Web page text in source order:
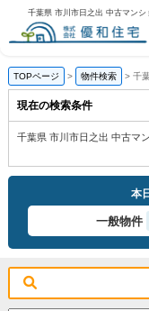
TOPページ 物件検索 千
現在の検索条件
千葉県 市川市日之出 中古マ
本
一般物件